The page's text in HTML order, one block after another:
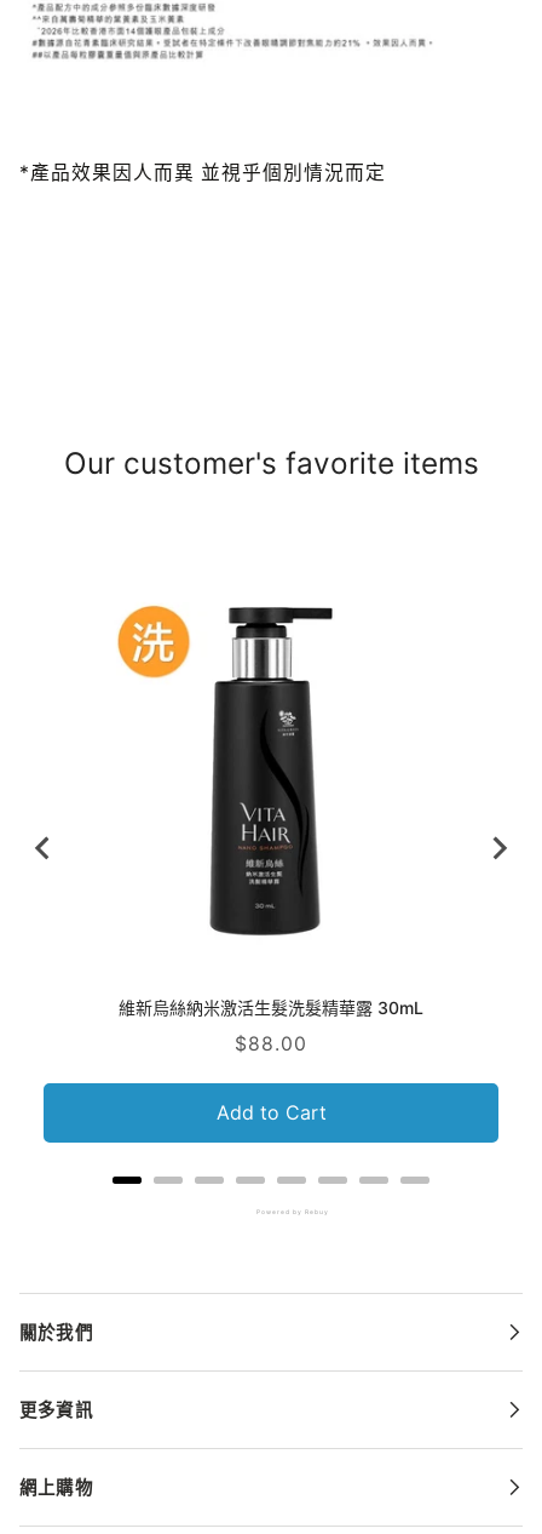
*產品效果因人而異 並視乎個別情況而定
Our customer's favorite items
維新烏絲納米激活生髮洗髮精華露 30mL
Price
$88.00
Add to Cart
Powered by Rebuy
關於我們
更多資訊
網上購物